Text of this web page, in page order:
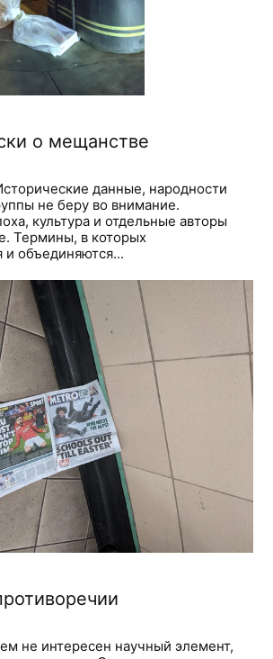
о мещанстве
данные, народности
не беру во внимание.
культура и отдельные авторы
Термины, в которых
объединяются...
не интересен научный элемент,